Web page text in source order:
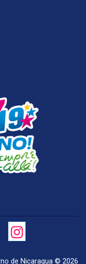
de Nicaragua © 2026